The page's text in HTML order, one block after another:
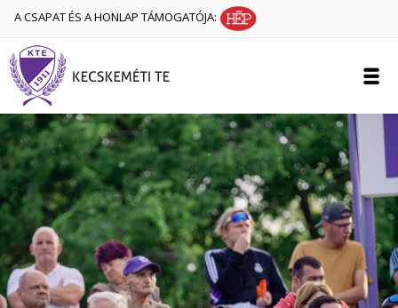
A CSAPAT ÉS A HONLAP TÁMOGATÓJA: